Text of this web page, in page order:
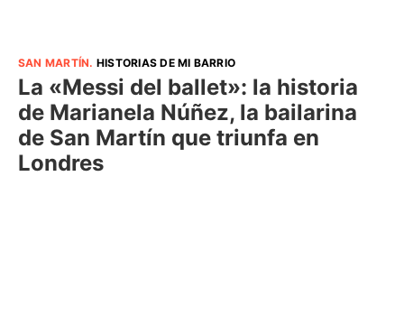
SAN MARTÍN. HISTORIAS DE MI BARRIO
La «Messi del ballet»: la historia
de Marianela Núñez, la bailarina
de San Martín que triunfa en
Londres